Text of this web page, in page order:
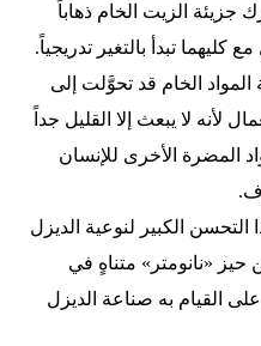
جزيئة الزيت الخام ذهاباً
كليهما تبدأ بالتغير تدريجياً.
المواد الخام قد تحوَّلت إلى
لأنه لا يبعث إلا القليل جداً
المضرة الأخرى للإنسان
الكبير لنوعية الديزل
«نانومتر» متناهٍ في
القيام به صناعة الديزل